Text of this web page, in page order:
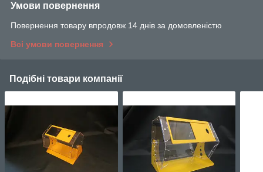
Умови повернення
Повернення товару впродовж 14 днів за домовленістю
Всі умови повернення
Подібні товари компанії